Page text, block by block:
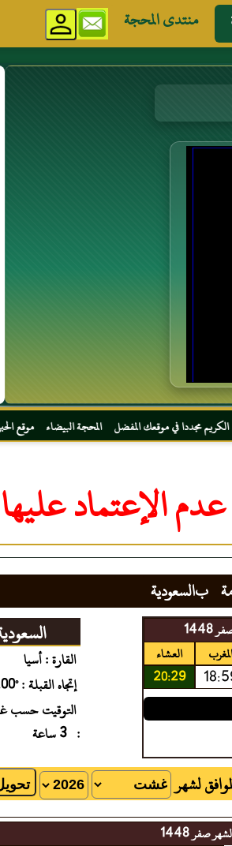
منتدى المحجة
المفضل المحجة البيضاء موقع الحبر الترجمان
الإعتماد عليها
بالسعودية
العشاء
20:29
القارة : أسيا
إتجاه القبلة : °0.00
التوقيت حسب
: 3 ساعة
لشهر
صفر 1448